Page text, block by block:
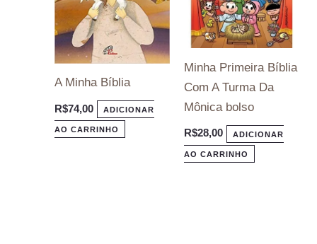
A Minha Bíblia
R$74,00 ADICIONAR
AO CARRINHO
Minha Primeira Bíblia
Com A Turma Da
Mônica bolso
R$28,00 ADICIONAR
AO CARRINHO